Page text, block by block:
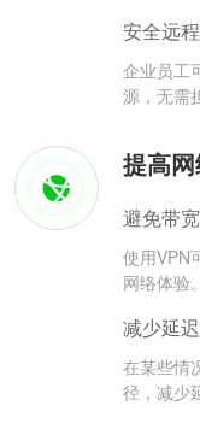
安全远
企业员工
源，无需
提高
避免带
使用VPN
网络体验。
减少延迟
在某些情
径，减少